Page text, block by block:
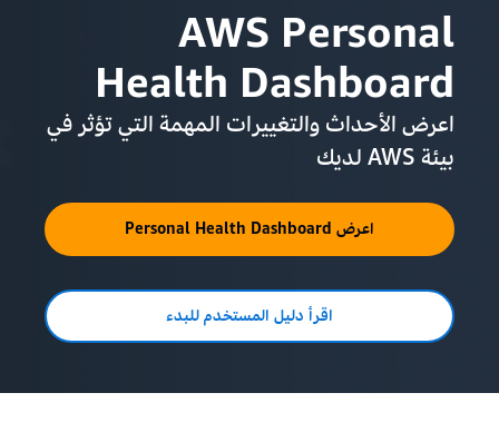
خطط الدعم
حلول الدعم
الشركاء
التسعير
الأسئلة الشائعة
العملاء
المجتمع
AWS Personal
Health Dashboard
اعرض الأحداث والتغييرات المهمة التي تؤثر في
بيئة AWS لديك
اعرض Personal Health Dashboard
اقرأ دليل المستخدم للبدء